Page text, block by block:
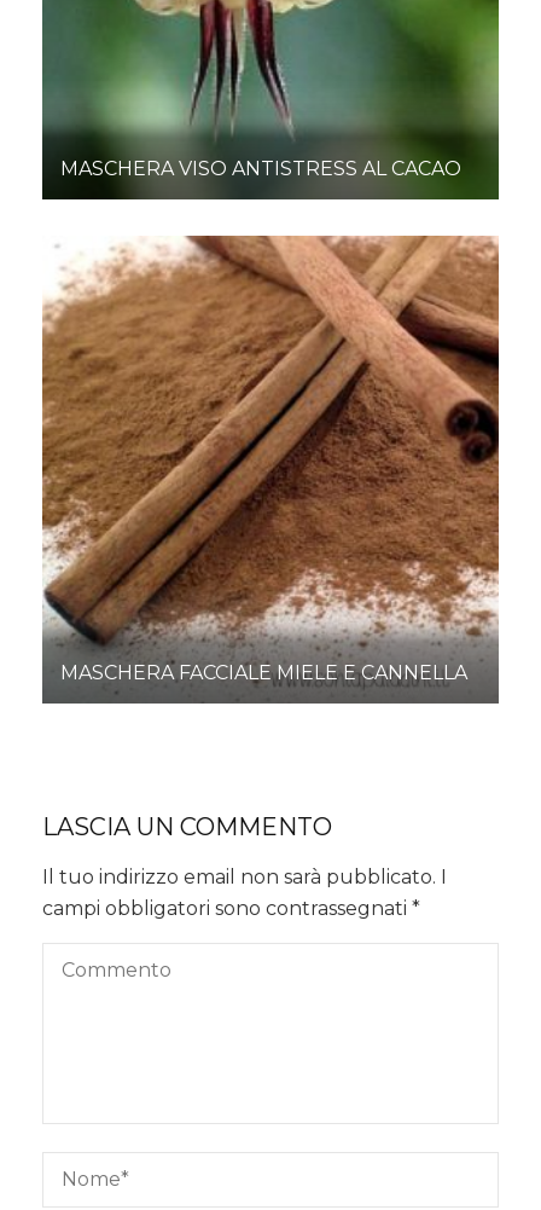
MASCHERA VISO ANTISTRESS AL CACAO
MASCHERA FACCIALE MIELE E CANNELLA
LASCIA UN COMMENTO
Il tuo indirizzo email non sarà pubblicato. I
campi obbligatori sono contrassegnati *